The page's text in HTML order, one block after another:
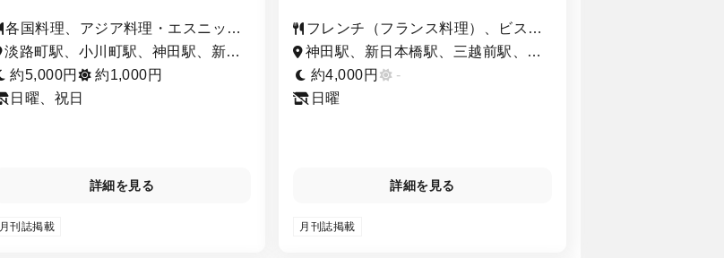
各国料理、アジア料理・エスニッ
ク、ビストロ・バル、ワイン
淡路町駅、小川町駅、神田駅、新御
茶ノ水駅、御茶ノ水駅、秋葉原駅
約5,000円
約1,000円
日曜、祝日
詳細を見る
月刊誌掲載
フレンチ（フランス料理）、ビスト
ロ・バル、ワイン
神田駅、新日本橋駅、三越前駅、大
手町駅、小伝馬町駅、淡路町駅、小
川町駅、岩本町駅
約4,000円
-
日曜
詳細を見る
月刊誌掲載